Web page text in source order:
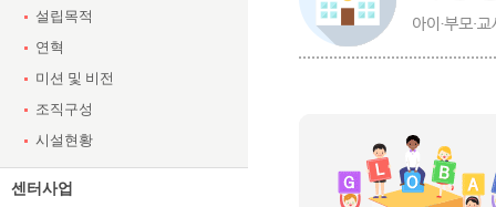
설립목적
연혁
미션 및 비전
조직구성
시설현황
센터사업